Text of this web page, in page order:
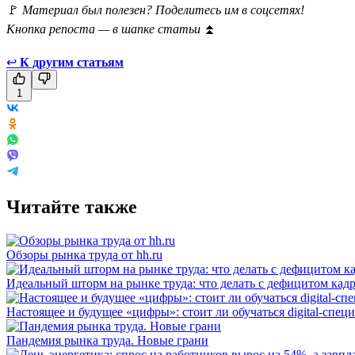
🚩 Материал был полезен? Поделитесь им в соцсетях!
Кнопка репоста — в шапке статьи ⏫
↩ К другим статьям
1
Читайте также
Обзоры рынка труда от hh.ru
Идеальный шторм на рынке труда: что делать с дефицитом
Настоящее и будущее «цифры»: стоит ли обучаться digital-
Пандемия рынка труда. Новые грани